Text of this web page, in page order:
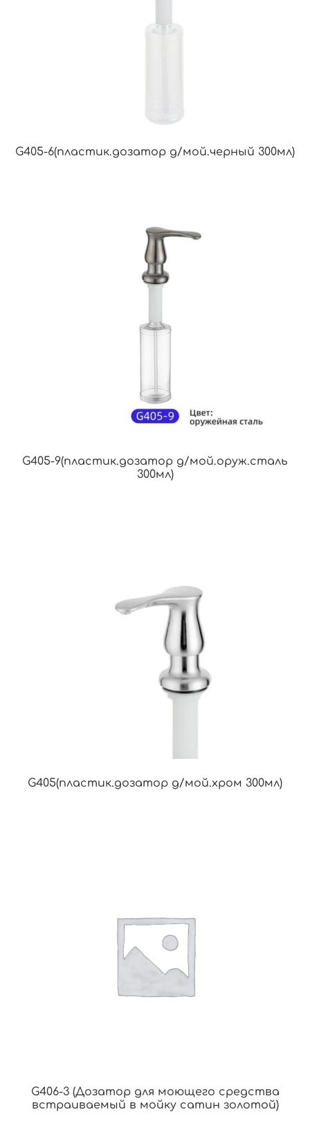
G405-6(пластик.дозатор д/мой.черный 300мл)
G405-9(пластик.дозатор д/мой.оруж.сталь
300мл)
G405(пластик.дозатор д/мой.хром 300мл)
G406-3 (Дозатор для моющего средства
встраиваемый в мойку сатин золотой)